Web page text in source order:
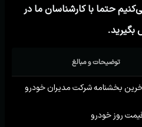
حتما با کارشناسان ما در
توضیحات و مبالغ
بخشنامه شرکت مدیران خودرو